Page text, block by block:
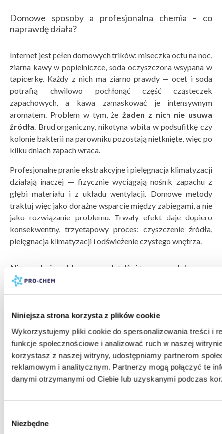
Niniejsza strona korzysta z plików cookie
Wykorzystujemy pliki cookie do spersonalizowania treści i
funkcje społecznościowe i analizować ruch w naszej
korzystasz z naszej witryny, udostępniamy partnerom
reklamowym i analitycznym. Partnerzy mogą połączyć te
danymi otrzymanymi od Ciebie lub uzyskanymi podczas
zgody
Niezbędne
Domowe sposoby a profesjonalna chemia – co
naprawdę działa?
Internet jest pełen domowych trików: miseczka octu na noc,
ziarna kawy w popielniczce, soda oczyszczona wsypana w
tapicerkę. Każdy z nich ma ziarno prawdy — ocet i soda
potrafią chwilowo pochłonąć część cząsteczek
zapachowych, a kawa zamaskować je intensywnym
aromatem. Problem w tym, że żaden z nich nie usuwa
źródła. Brud organiczny, nikotyna wbita w podsufitkę czy
kolonie bakterii na parowniku pozostają nietknięte, więc po
kilku dniach zapach wraca.
Profesjonalne pranie ekstrakcyjne i pielęgnacja klimatyzacji
działają inaczej — fizycznie wyciągają nośnik zapachu z
głębi materiału i z układu wentylacji. Domowe metody
traktuj więc jako doraźne wsparcie między zabiegami, a nie
jako rozwiązanie problemu. Trwały efekt daje dopiero
konsekwentny, trzyetapowy proces: czyszczenie źródła,
pielęgnacja klimatyzacji i odświeżenie czystego wnętrza.
Nie maskuj problemu – pozbądź się go raz a dobrze
Sprawdź profesjonalne środki do czyszczenia i odświeżania
nowości. Trwała świeżość zaczyna się od usunięcia źródła
zapachu, a kończy profesjonalnym odświeżeniem czystego
wnętrza.